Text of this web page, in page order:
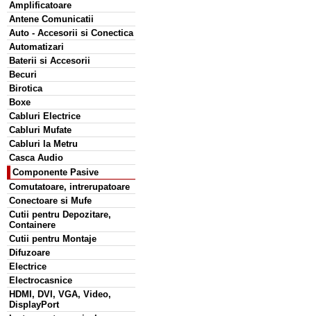
Amplificatoare
Antene Comunicatii
Auto - Accesorii si Conectica
Automatizari
Baterii si Accesorii
Becuri
Birotica
Boxe
Cabluri Electrice
Cabluri Mufate
Cabluri la Metru
Casca Audio
Componente Pasive
Comutatoare, intrerupatoare
Conectoare si Mufe
Cutii pentru Depozitare,
Containere
Cutii pentru Montaje
Difuzoare
Electrice
Electrocasnice
HDMI, DVI, VGA, Video,
DisplayPort